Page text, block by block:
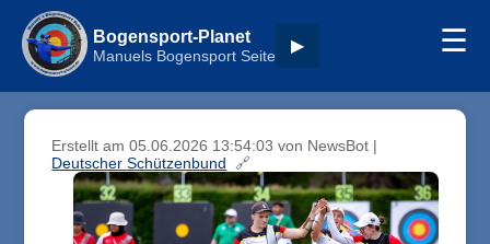
Bogensport-Planet
Manuels Bogensport Seite
▶ ☰
Erstellt am 05.06.2026 13:54:03von NewsBot |
Deutscher Schützenbund
🔗